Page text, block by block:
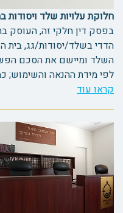
חלוקת עלויות שלד ויסודות
בפסק דין חלקי זה, העוסק
הדדי בשלד/יסודות/גג, בית
השלד ומיישם את הסכם
לפי מידת ההנאה והשימוש;
קראו עוד